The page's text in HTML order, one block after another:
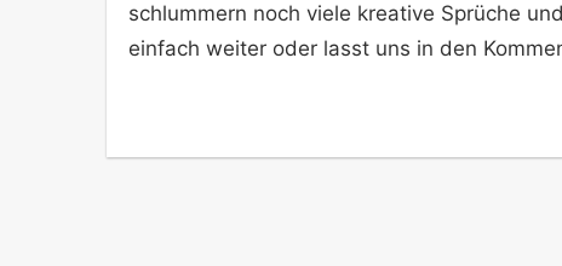
schlummern noch viele kreative Sprüche
einfach weiter oder lasst uns in den